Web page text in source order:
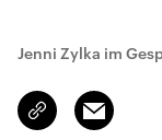
Jenni Zylka im
Link
kopieren/teilen
Email